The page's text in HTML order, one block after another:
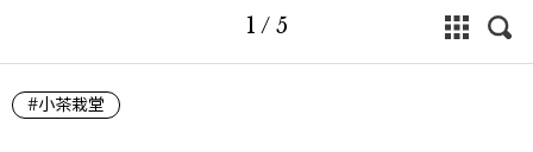
1 / 5
#小茶栽堂